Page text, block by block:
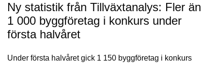
Ny statistik från Tillväxtanalys: Fler än
1 000 byggföretag i konkurs under
första halvåret
Under första halvåret gick 1 150 byggföretag i konkurs